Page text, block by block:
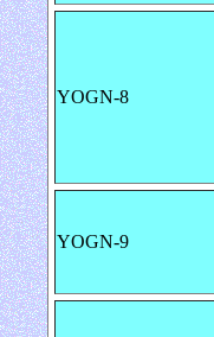
YOGN-8
YOGN-9